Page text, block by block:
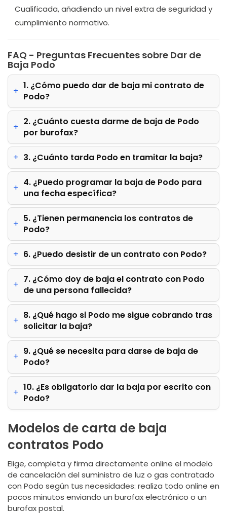
Cualificada, añadiendo un nivel extra de seguridad y
cumplimiento normativo.
FAQ - Preguntas Frecuentes sobre Dar de
Baja Podo
1. ¿Cómo puedo dar de baja mi contrato de
Podo?
2. ¿Cuánto cuesta darme de baja de Podo
por burofax?
3. ¿Cuánto tarda Podo en tramitar la baja?
4. ¿Puedo programar la baja de Podo para
una fecha específica?
5. ¿Tienen permanencia los contratos de
Podo?
6. ¿Puedo desistir de un contrato con Podo?
7. ¿Cómo doy de baja el contrato con Podo
de una persona fallecida?
8. ¿Qué hago si Podo me sigue cobrando tras
solicitar la baja?
9. ¿Qué se necesita para darse de baja de
Podo?
10. ¿Es obligatorio dar la baja por escrito con
Podo?
Modelos de carta de baja
contratos Podo
Elige, completa y firma directamente online el modelo
de cancelación del suministro de luz o gas contratado
con Podo según tus necesidades: realiza todo online en
pocos minutos enviando un burofax electrónico o un
burofax postal.